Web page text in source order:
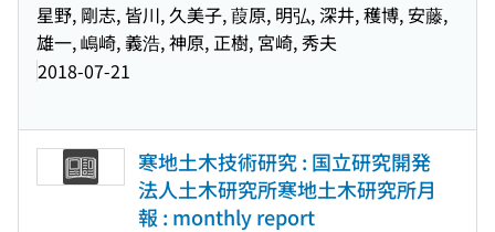
星野, 剛志, 皆川, 久美子, 葭原, 明弘, 深井, 穫博, 安藤,
雄一, 嶋崎, 義浩, 神原, 正樹, 宮崎, 秀夫
2018-07-21
寒地土木技術研究 : 国立研究開発
法人土木研究所寒地土木研究所月
報 : monthly report